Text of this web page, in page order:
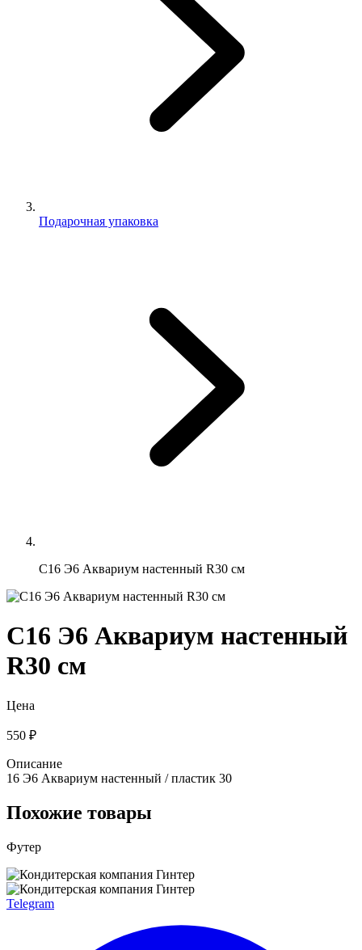
Подарочная упаковка
С16 Э6 Аквариум настенный R30 см
С16 Э6 Аквариум настенный
R30 см
Цена
550 ₽
Описание
16 Э6 Аквариум настенный / пластик 30
Похожие товары
Футер
Telegram